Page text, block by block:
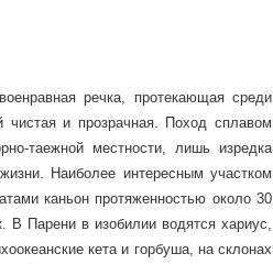
речка, протекающая среди
и прозрачная. Поход сплавом
таежной местности, лишь изредка
Наиболее интересным участком
каньон протяженностью около 30
В Парени в изобилии водятся хариус,
кета и горбуша, на склонах